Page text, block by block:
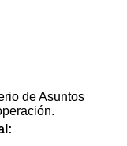
de Asuntos